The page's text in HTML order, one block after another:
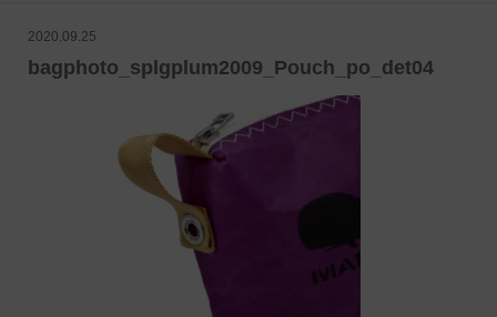
2020.09.25
bagphoto_splgplum2009_Pouch_po_det04